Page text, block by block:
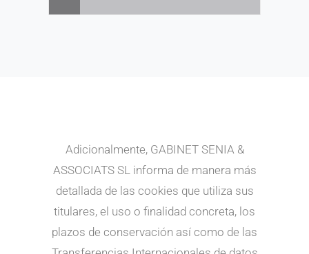
Adicionalmente, GABINET SENIA &
ASSOCIATS SL informa de manera más
detallada de las cookies que utiliza sus
titulares, el uso o finalidad concreta, los
plazos de conservación así como de las